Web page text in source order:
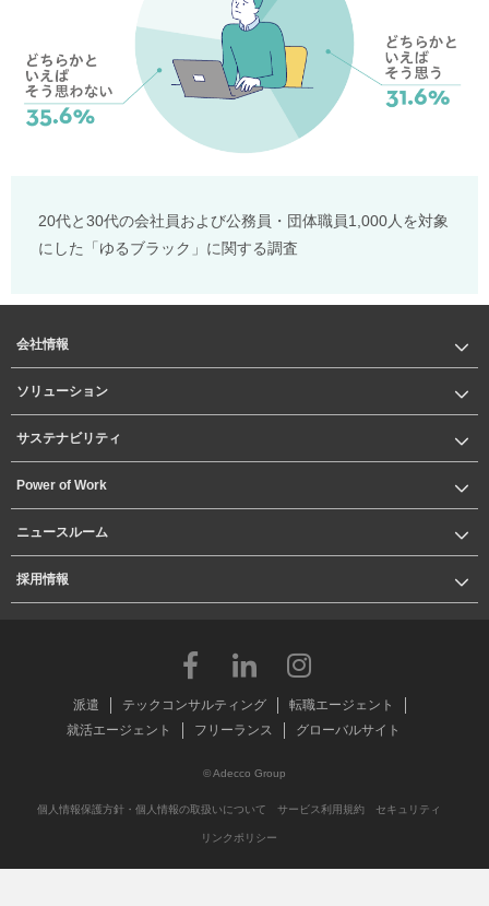
20代と30代の会社員および公務員・団体職員1,000人を対象
にした「ゆるブラック」に関する調査
会社情報
ソリューション
サステナビリティ
Power of Work
ニュースルーム
採用情報
派遣 テックコンサルティング
転職エージェント
就活エージェント
フリーランス グローバルサイト
© Adecco Group
個人情報保護方針・個人情報の取扱いについて サービス利用規約 セキュリティ
リンクポリシー